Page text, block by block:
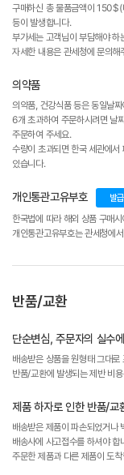
구매하신 총 물품금액이 150$(
등이 발생합니다.
부가세는 고객님이 부담해야
자세한 내용은 관세청에 문의해
의약품
의약품, 건강식품 등은 동일날
6개 초과하여 주문하시려면 날
주문하여 주세요.
수량이 초과되면 한국 세관에
있습니다.
개인통관고유부호 발
한국법에 따라 해외 상품 구매
개인통관고유부호는 관세청에
반품/교환
단순변심, 주문자의 실수
배송받은 상품을 원형태 그대
반품/교환에 발생되는 제반 비
제품 하자로 인한 반품/교
배송받은 제품이 파손되었거나
배송사에 사고접수를 하셔야 합
주문한 제품과 다른 제품이 도